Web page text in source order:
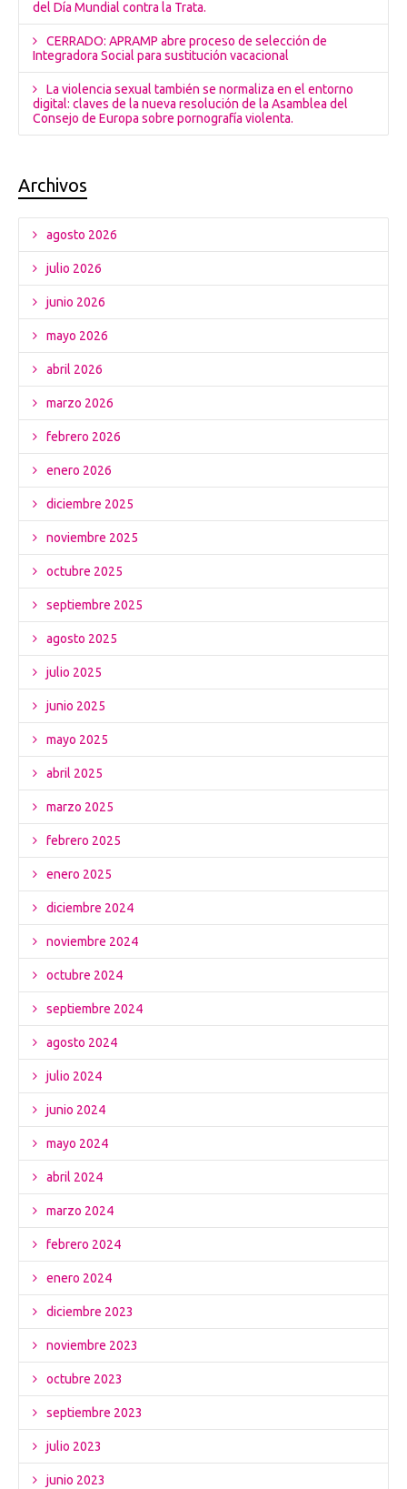
del Día Mundial contra la Trata.
CERRADO: APRAMP abre proceso de selección de
Integradora Social para sustitución vacacional
La violencia sexual también se normaliza en el entorno
digital: claves de la nueva resolución de la Asamblea del
Consejo de Europa sobre pornografía violenta.
Archivos
agosto 2026
julio 2026
junio 2026
mayo 2026
abril 2026
marzo 2026
febrero 2026
enero 2026
diciembre 2025
noviembre 2025
octubre 2025
septiembre 2025
agosto 2025
julio 2025
junio 2025
mayo 2025
abril 2025
marzo 2025
febrero 2025
enero 2025
diciembre 2024
noviembre 2024
octubre 2024
septiembre 2024
agosto 2024
julio 2024
junio 2024
mayo 2024
abril 2024
marzo 2024
febrero 2024
enero 2024
diciembre 2023
noviembre 2023
octubre 2023
septiembre 2023
julio 2023
junio 2023